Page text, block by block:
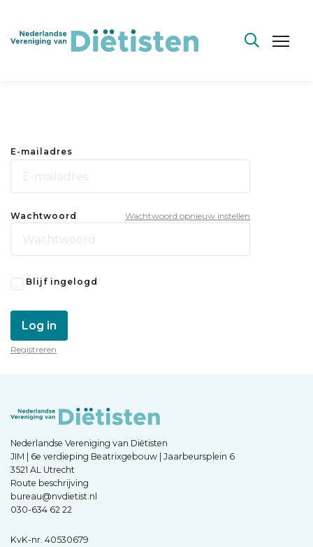
E-mailadres
Wachtwoord Wachtwoord opnieuw instellen
Blijf ingelogd
Log in
Registreren
Nederlandse Vereniging van Diëtisten
JIM | 6e verdieping Beatrixgebouw | Jaarbeursplein 6
3521 AL Utrecht
Route beschrijving
bureau@nvdietist.nl
030-634 62 22
KvK-nr. 40530679